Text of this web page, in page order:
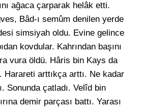
ağaca çarparak helâk etti.
Bâd-ı semûm denilen yerde
simsiyah oldu. Evine gelince
kovdular. Kahrından başını
vura öldü. Hâris bin Kays da
Harareti arttıkça arttı. Ne kadar
Sonunda çatladı. Velîd bin
demir parçası battı. Yarası